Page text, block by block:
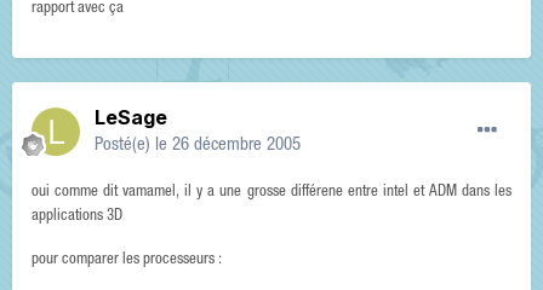
rapport avec ça
LeSage
Posté(e) le 26 décembre 2005
oui comme dit vamamel, il y a une grosse différene entre intel et ADM dans les
applications 3D
pour comparer les processeurs :